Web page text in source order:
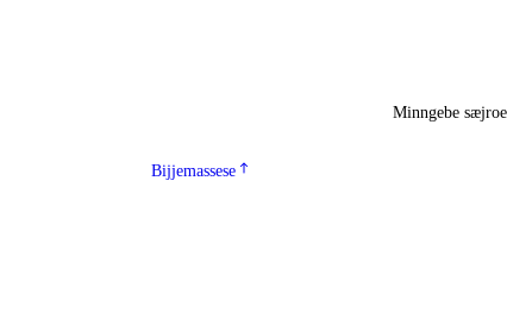
Minngebe sæjroe
Bijjemassese